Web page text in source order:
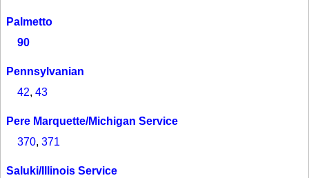
Palmetto
90
Pennsylvanian
42, 43
Pere Marquette/Michigan Service
370, 371
Saluki/Illinois Service